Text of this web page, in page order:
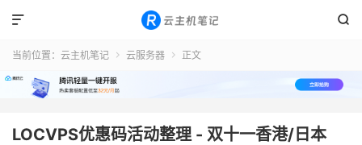


当前位置： 云主机笔记  云服务器  正文
LOCVPS优惠码活动整理 - 双十一香港/日本